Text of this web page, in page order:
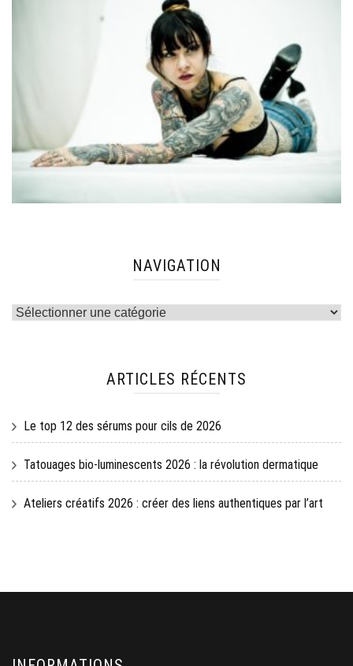
NAVIGATION
Navigation
ARTICLES RÉCENTS
Le top 12 des sérums pour cils de 2026
Tatouages bio-luminescents 2026 : la révolution dermatique
Ateliers créatifs 2026 : créer des liens authentiques par l’art